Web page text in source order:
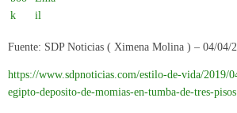
Fuente: SDP Noticias ( Ximena Molina ) – 04/04/
https://www.sdpnoticias.com/estilo-de-vida/2019/
egipto-deposito-de-momias-en-tumba-de-tres-pisos